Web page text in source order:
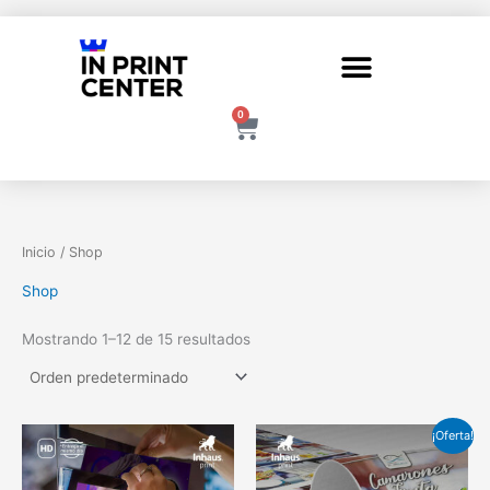
0
Carrito
Inicio / Shop
Shop
Mostrando 1–12 de 15 resultados
¡Oferta!
precio
original
era:
precio
actual
es: